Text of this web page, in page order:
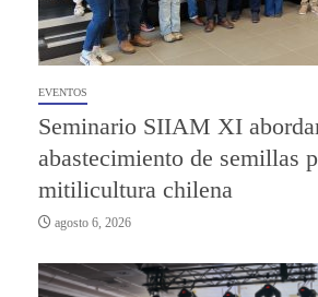
EVENTOS
Seminario SIIAM XI
abastecimiento de semillas
mitilicultura chilena
agosto 6, 2026